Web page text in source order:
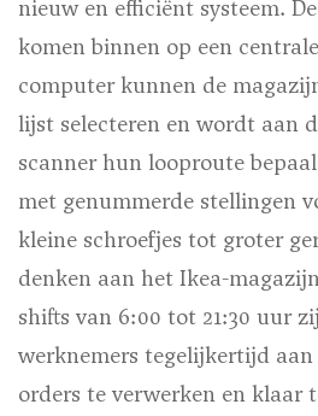
nieuw en efficiënt systeem.
komen binnen op een
computer kunnen de
lijst selecteren en wordt aan
scanner hun looproute
met genummerde stellingen
kleine schroefjes tot groter
denken aan het Ikea-
shifts van 6:00 tot 21:30 uur
werknemers tegelijkertijd
orders te verwerken en klaar